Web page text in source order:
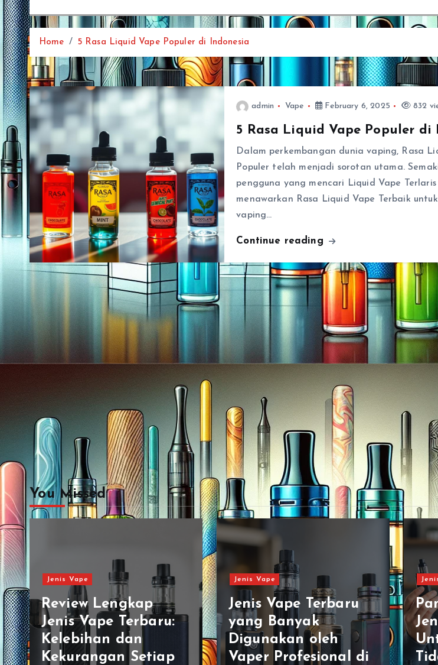
Home 5 Rasa Liquid Vape Populer di Indonesia
admin Vape February 6, 2025 832
5 Rasa Liquid Vape Populer di
Dalam perkembangan dunia vaping, Rasa
Populer telah menjadi sorotan utama.
pengguna yang mencari Liquid Vape
menawarkan Rasa Liquid Vape Terbaik
vaping…
Continue reading
You Missed
Jenis Vape
Review Lengkap
Jenis Vape Terbaru:
Kelebihan dan
Kekurangan Setiap
Jenis Vape
Jenis Vape Terbaru
yang Banyak
Digunakan oleh
Vaper Profesional di